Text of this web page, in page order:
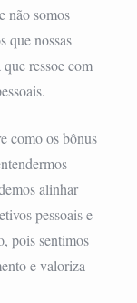
não somos
que nossas
ressoe com
como os bônus
alinhar
pessoais e
pois sentimos
e valoriza